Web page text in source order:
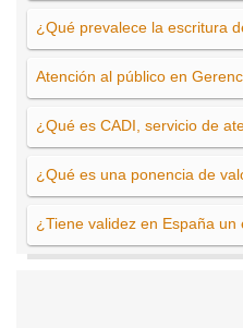
¿Qué prevalece la escritura
Atención al público en
¿Qué es CADI, servicio de
¿Qué es una ponencia de
¿Tiene validez en España